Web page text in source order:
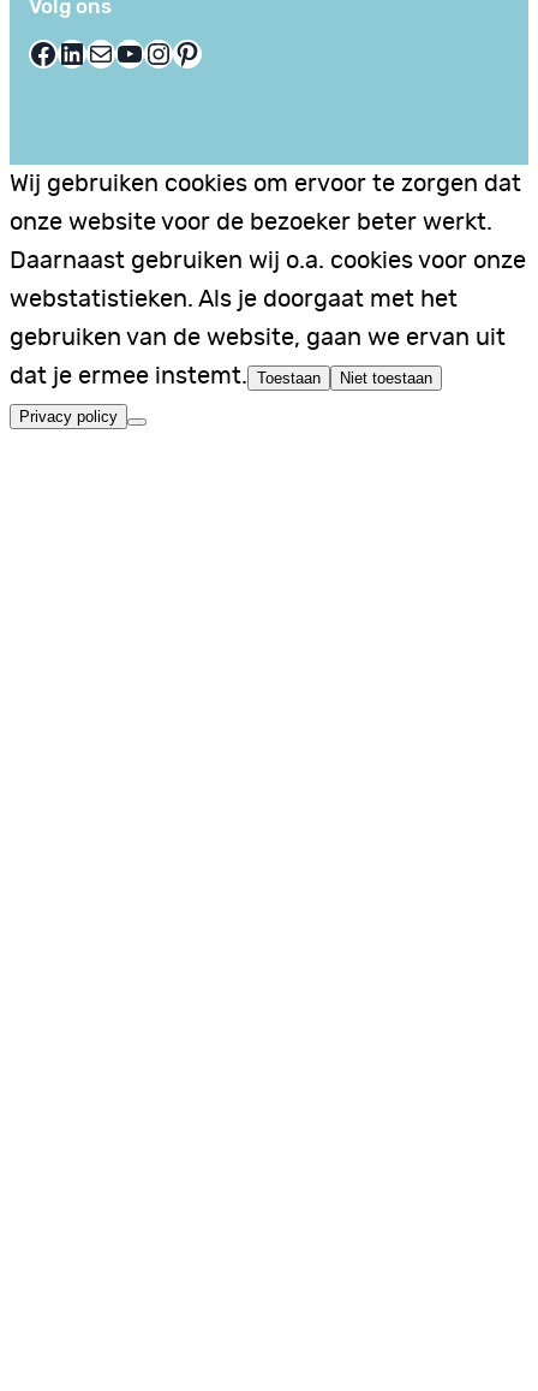
Volg ons
Facebook LinkedIn E-mail YouTube InstagramPinterest
Wij gebruiken cookies om ervoor te zorgen dat
onze website voor de bezoeker beter werkt.
Daarnaast gebruiken wij o.a. cookies voor onze
webstatistieken. Als je doorgaat met het
gebruiken van de website, gaan we ervan uit
dat je ermee instemt. Toestaan Niet toestaan
Privacy policy